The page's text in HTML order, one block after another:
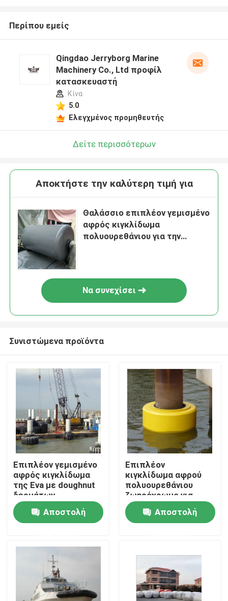
Προϊόντα
Περίπου εμείς
Περίπου εμείς
Qingdao Jerryborg Marine
Machinery Co., Ltd προφίλ
κατασκευαστή
Κίνα
5.0
Ελεγχμένος προμηθευτής
Δείτε περισσότερων
Αποκτήστε την καλύτερη τιμή για
Θαλάσσιο επιπλέον γεμισμένο
αφρός κιγκλίδωμα
πολυουρεθάνιου για την
Να συνεχίσει
Συνιστώμενα προϊόντα
Επιπλέον γεμισμένο
αφρός κιγκλίδωμα
της Eva με doughnut
δερμάτων
πολυουρεθάνιου το
θαλάσσιο
ζωηρόχρωμο
Αποστολή
Επιπλέον
κιγκλίδωμα αφρού
πολυουρεθάνιου
ζωηρόχρωμο για
doughnut
προστασίας βαρκών
το επιπλέον
Αποστολή